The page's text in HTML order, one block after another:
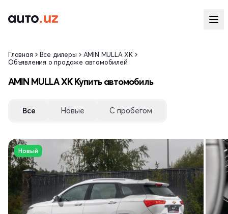
Главная Все дилеры
AMIN MULLA XK
Объявления о продаже автомобилей
AMIN MULLA XK Купить автомобиль
Все Новые С пробегом
Новый